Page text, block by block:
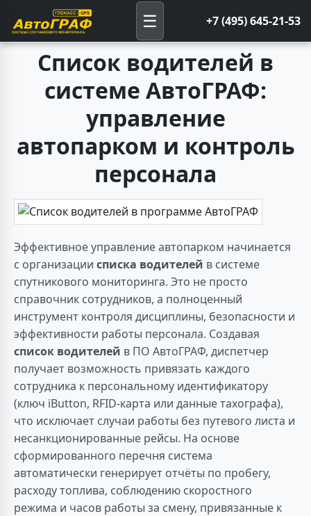
☰ +7 (495) 645-21-53
Список водителей в
системе АвтоГРАФ:
управление
автопарком и контроль
персонала
Эффективное управление автопарком начинается
с организации списка водителей в системе
спутникового мониторинга. Это не просто
справочник сотрудников, а полноценный
инструмент контроля дисциплины, безопасности и
эффективности работы персонала. Создавая
список водителей в ПО АвтоГРАФ, диспетчер
получает возможность привязать каждого
сотрудника к персональному идентификатору
(ключ iButton, RFID-карта или данные тахографа),
что исключает случаи работы без путевого листа и
несанкционированные рейсы. На основе
сформированного перечня система
автоматически генерирует отчёты по пробегу,
расходу топлива, соблюдению скоростного
режима и часов работы за смену, привязанные к